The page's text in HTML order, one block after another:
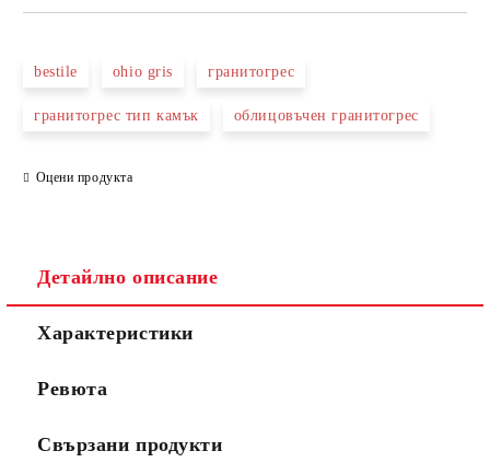
Съгласен съм с
bestile ohio gris гранитогрес
гранитогрес тип камък облицовъчен гранитогрес
Оцени продукта
Детайлно описание
Характеристики
Ревюта
Свързани продукти